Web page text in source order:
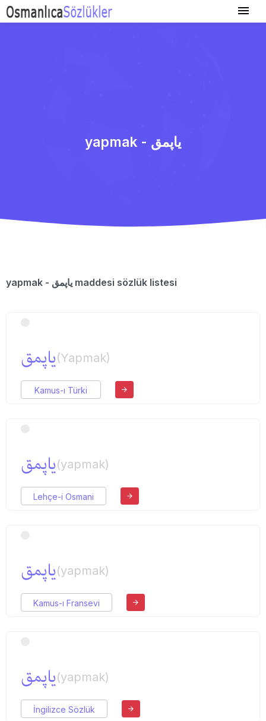
yapmak - یاپمق
yapmak - یاپمق maddesi sözlük listesi
یاپمق(Yapmak)
Kamus-ı Türki
یاپمق(yapmak)
Lehçe-i Osmani
یاپمق(yapmak)
Kamus-ı Fransevi
یاپمق(yapmak)
İngilizce Sözlük